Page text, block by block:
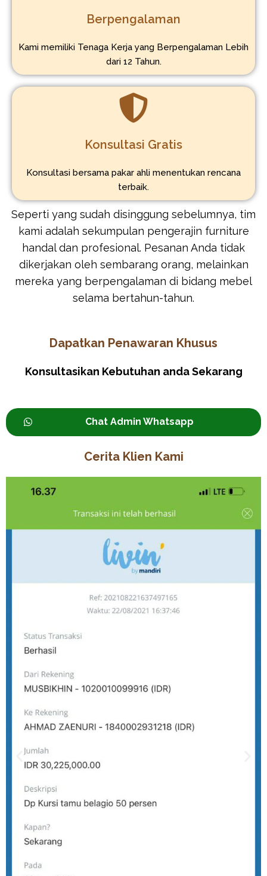
Berpengalaman
Kami memiliki Tenaga Kerja yang Berpengalaman Lebih
dari 12 Tahun.
Konsultasi Gratis
Konsultasi bersama pakar ahli menentukan rencana
terbaik.
Seperti yang sudah disinggung sebelumnya, tim
kami adalah sekumpulan pengerajin furniture
handal dan profesional. Pesanan Anda tidak
dikerjakan oleh sembarang orang, melainkan
mereka yang berpengalaman di bidang mebel
selama bertahun-tahun.
Dapatkan Penawaran Khusus
Konsultasikan Kebutuhan anda Sekarang
Chat Admin Whatsapp
Cerita Klien Kami